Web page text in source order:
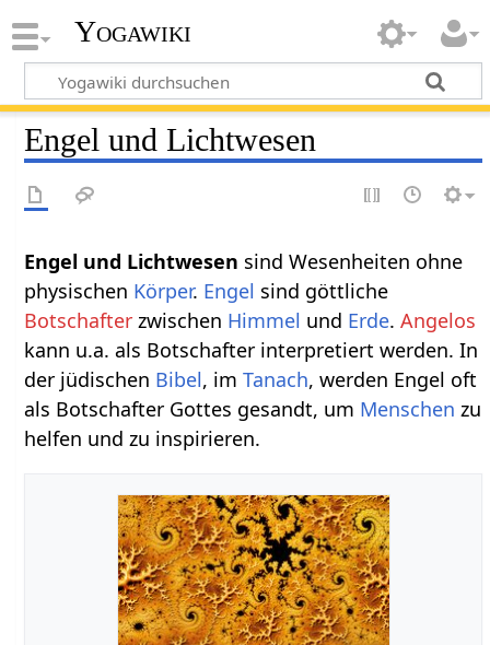
Yogawiki
Engel und Lichtwesen
Engel und Lichtwesen sind Wesenheiten ohne
physischen Körper. Engel sind göttliche
Botschafter zwischen Himmel und Erde.Angelos
kann u.a. als Botschafter interpretiert werden. In
der jüdischen Bibel, imTanach, werden Engel oft
als Botschafter Gottes gesandt, um Menschen zu
helfen und zu inspirieren.